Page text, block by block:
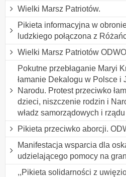
Wielki Marsz Patriotów.
Pikieta informacyjna w
ludzkiego połączona z
Wielki Marsz Patriotów
Pokutne przebłaganie Maryi
łamanie Dekalogu w Polsce i
Narodu. Protest przeciwko
dzieci, niszczenie rodzin i
władz samorządowych i rządu
Pikieta przeciwko aborcji.
Manifestacja wsparcia dla
udzielającego pomocy na
,,Pikieta solidarności z